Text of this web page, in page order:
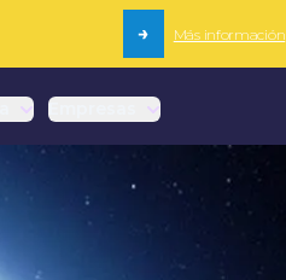
→ Más información
Empresas